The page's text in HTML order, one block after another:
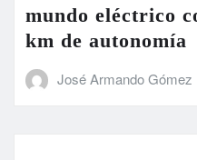
mundo eléctrico
km de autonomía
José Armando Gómez